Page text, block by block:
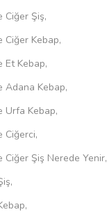
Ciğer Şiş,
Ciğer Kebap,
Et Kebap,
Adana Kebap,
Urfa Kebap,
Ciğerci,
Ciğer Şiş Nerede Yenir,